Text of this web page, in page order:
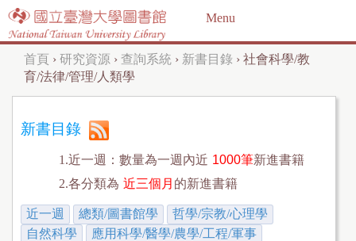
Jump to navigation
Menu
您
在
這
首頁 › 研究資源 › 查詢系統 › 新書目錄 › 社會科學/教
育/法律/管理/人類學
新書目錄
1.近一週：數量為一週內近 1000筆新進書籍
2.各分類為 近三個月 的新進書籍
近一週 總類/圖書館學
哲學/宗教/心理學
自然科學
應用科學/醫學/農學/工程/軍事